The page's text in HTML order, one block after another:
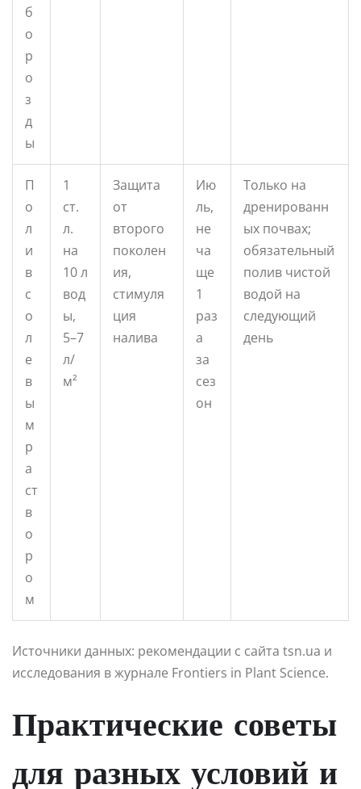
б
о
р
о
з
д
ы
П
о
л
и
в
с
о
л
е
в
ы
м
р
а
ст
в
о
р
о
м
1
ст.
л.
на
10 л
вод
ы,
5–7
л/
м²
Защита
от
второго
поколен
ия,
стимуля
ция
налива
Ию
ль,
не
ча
ще
1
раз
а
за
сез
он
Только на
дренированн
ых почвах;
обязательный
полив чистой
водой на
следующий
день
Источники данных: рекомендации с сайта tsn.ua и
исследования в журнале Frontiers in Plant Science.
Практические советы
для разных условий и